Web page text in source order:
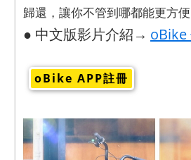
歸還，讓你不管到哪都能更方便
● 中文版影片介紹→ oBike
oBike APP註冊